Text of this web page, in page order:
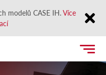
modelů CASE IH.Více
Close